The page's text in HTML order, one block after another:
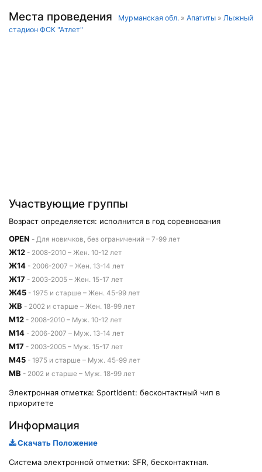
Места проведения Мурманская обл. » Апатиты » Лыжный
стадион ФСК "Атлет"
Участвующие группы
Возраст определяется: исполнится в год соревнования
OPEN - Для новичков, без ограничений – 7-99 лет
Ж12 - 2008-2010 – Жен. 10-12 лет
Ж14 - 2006-2007 – Жен. 13-14 лет
Ж17 - 2003-2005 – Жен. 15-17 лет
Ж45 - 1975 и старше – Жен. 45-99 лет
ЖВ - 2002 и старше – Жен. 18-99 лет
М12 - 2008-2010 – Муж. 10-12 лет
М14 - 2006-2007 – Муж. 13-14 лет
М17 - 2003-2005 – Муж. 15-17 лет
М45 - 1975 и старше – Муж. 45-99 лет
МВ - 2002 и старше – Муж. 18-99 лет
Электронная отметка: SportIdent: бесконтактный чип в
приоритете
Информация
Скачать Положение
Система электронной отметки: SFR, бесконтактная.